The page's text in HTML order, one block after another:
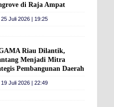
di Raja Ampat
25 Juli 2026 | 19:25
Riau Dilantik,
Menjadi Mitra
Pembangunan Daerah
19 Juli 2026 | 22:49